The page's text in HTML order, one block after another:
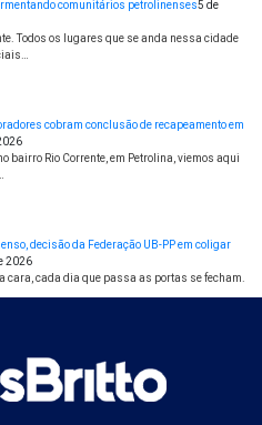
comunitários petrolinenses5 de
Todos os lugares que se anda nessa cidade
cobram conclusão de recapeamento em
bairro Rio Corrente, em Petrolina, viemos aqui
decisão da Federação UB-PP em coligar
2026
cara, cada dia que passa as portas se fecham.